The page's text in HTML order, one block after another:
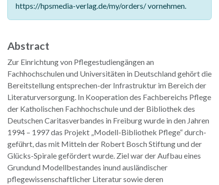
https://hpsmedia-verlag.de/my/orders/ vornehmen.
Abstract
Zur Einrichtung von Pflegestudiengängen an
Fachhochschulen und Universitäten in Deutschland gehört die
Bereitstellung entsprechen-der Infrastruktur im Bereich der
Literaturversorgung. In Kooperation des Fachbereichs Pflege
der Katholischen Fachhochschule und der Bibliothek des
Deutschen Caritasverbandes in Freiburg wurde in den Jahren
1994 – 1997 das Projekt „Modell-Bibliothek Pflege“ durch-
geführt, das mit Mitteln der Robert Bosch Stiftung und der
Glücks-Spirale gefördert wurde. Ziel war der Aufbau eines
Grundund Modellbestandes inund ausländischer
pflegewissenschaftlicher Literatur sowie deren